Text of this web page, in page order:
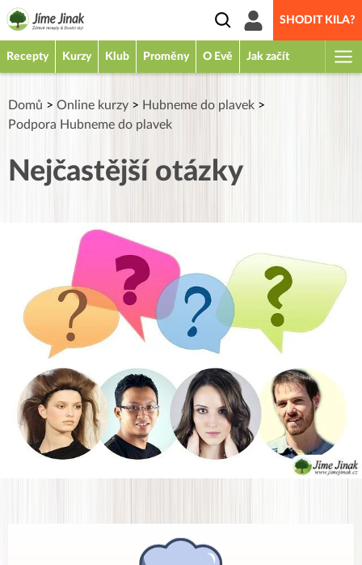
SHODIT KILA?
Recepty Kurzy Klub Proměny O Evě Jak začít
Domů > Online kurzy > Hubneme do plavek >
Podpora Hubneme do plavek
Nejčastější otázky